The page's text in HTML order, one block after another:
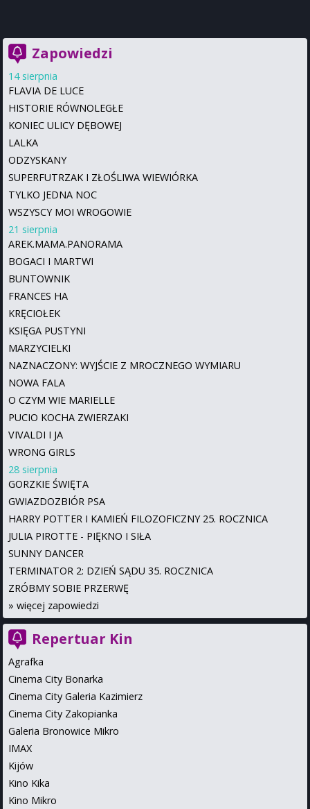
Zapowiedzi
14 sierpnia
FLAVIA DE LUCE
HISTORIE RÓWNOLEGŁE
KONIEC ULICY DĘBOWEJ
LALKA
ODZYSKANY
SUPERFUTRZAK I ZŁOŚLIWA WIEWIÓRKA
TYLKO JEDNA NOC
WSZYSCY MOI WROGOWIE
21 sierpnia
AREK.MAMA.PANORAMA
BOGACI I MARTWI
BUNTOWNIK
FRANCES HA
KRĘCIOŁEK
KSIĘGA PUSTYNI
MARZYCIELKI
NAZNACZONY: WYJŚCIE Z MROCZNEGO WYMIARU
NOWA FALA
O CZYM WIE MARIELLE
PUCIO KOCHA ZWIERZAKI
VIVALDI I JA
WRONG GIRLS
28 sierpnia
GORZKIE ŚWIĘTA
GWIAZDOZBIÓR PSA
HARRY POTTER I KAMIEŃ FILOZOFICZNY 25. ROCZNICA
JULIA PIROTTE - PIĘKNO I SIŁA
SUNNY DANCER
TERMINATOR 2: DZIEŃ SĄDU 35. ROCZNICA
ZRÓBMY SOBIE PRZERWĘ
» więcej zapowiedzi
Repertuar Kin
Agrafka
Cinema City Bonarka
Cinema City Galeria Kazimierz
Cinema City Zakopianka
Galeria Bronowice Mikro
IMAX
Kijów
Kino Kika
Kino Mikro